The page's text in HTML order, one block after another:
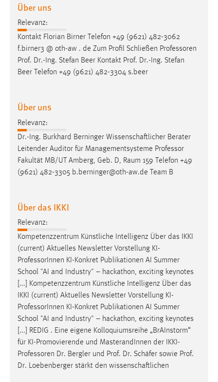
Über uns
Relevanz:
Kontakt Florian Birner Telefon +49 (9621) 482-3062
f.birner3 @ oth-aw . de Zum Profil Schließen Professoren
Prof. Dr.-Ing. Stefan Beer Kontakt Prof. Dr.-Ing. Stefan
Beer Telefon +49 (9621) 482-3304 s.beer
Über uns
Relevanz:
Dr.-Ing. Burkhard Berninger Wissenschaftlicher Berater
Leitender Auditor für Managementsysteme Professor
Fakultät MB/UT Amberg, Geb. D, Raum 159 Telefon +49
(9621) 482-3305 b.berninger@oth-aw.de Team B
Über das IKKI
Relevanz:
Kompetenzzentrum Künstliche Intelligenz Über das IKKI
(current) Aktuelles Newsletter Vorstellung KI-
Professor Innen KI-Konkret Publikationen AI Summer
School "AI and Industry" – hackathon, exciting keynotes
[...] Kompetenzzentrum Künstliche Intelligenz Über das
IKKI (current) Aktuelles Newsletter Vorstellung KI-
Professor Innen KI-Konkret Publikationen AI Summer
School "AI and Industry" – hackathon, exciting keynotes
[...] REDIG . Eine eigene Kolloquiumsreihe „BrAInstorm“
für KI-Promovierende und MasterandInnen der
IKKI-
Professoren Dr. Bergler und Prof. Dr. Schäfer sowie Prof.
Dr. Loebenberger stärkt den wissenschaftlichen
Name:
site-language-preference
Zweck:
Das Cookie speichert die gewählte Sprache der Website.
Cookie Laufzeit:
Name:
MibewSessionID, MIBEW_UserID, mibew_locale, mibew-
chat-frame-style-5e9dbeb1811c0446
Zweck:
Cookie Laufzeit:
5e9dbeb1811c0446 = Sitzungslaufzeit, mibew_locale = 3
Jahre, MIBEW_UserID = 1 Jahr
Login
Name:
fe_user, be_user, be_lastLoginProvider
Zweck:
Dieser Cookie ist notwendig um sich an der Website
einloggen zu können.
Cookie Laufzeit:
24 Stunden